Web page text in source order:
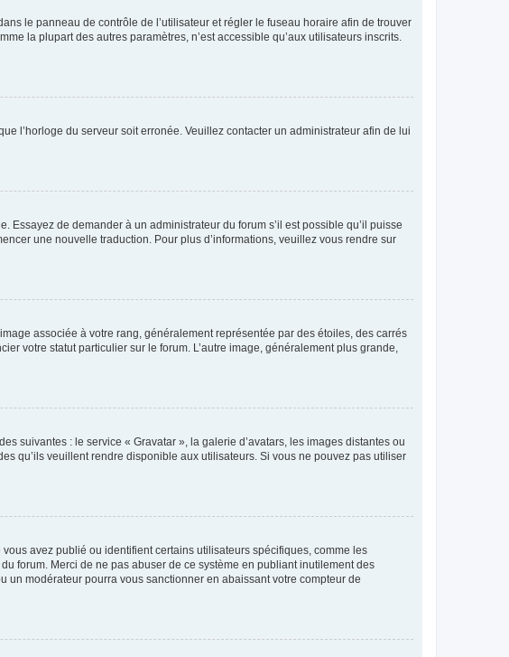
le panneau de contrôle de l’utilisateur et régler le fuseau horaire afin de trouver
la plupart des autres paramètres, n’est accessible qu’aux utilisateurs inscrits.
l’horloge du serveur soit erronée. Veuillez contacter un administrateur afin de lui
de demander à un administrateur du forum s’il est possible qu’il puisse
une nouvelle traduction. Pour plus d’informations, veuillez vous rendre sur
associée à votre rang, généralement représentée par des étoiles, des carrés
votre statut particulier sur le forum. L’autre image, généralement plus grande,
suivantes : le service « Gravatar », la galerie d’avatars, les images distantes ou
qu’ils veuillent rendre disponible aux utilisateurs. Si vous ne pouvez pas utiliser
avez publié ou identifient certains utilisateurs spécifiques, comme les
forum. Merci de ne pas abuser de ce système en publiant inutilement des
un modérateur pourra vous sanctionner en abaissant votre compteur de